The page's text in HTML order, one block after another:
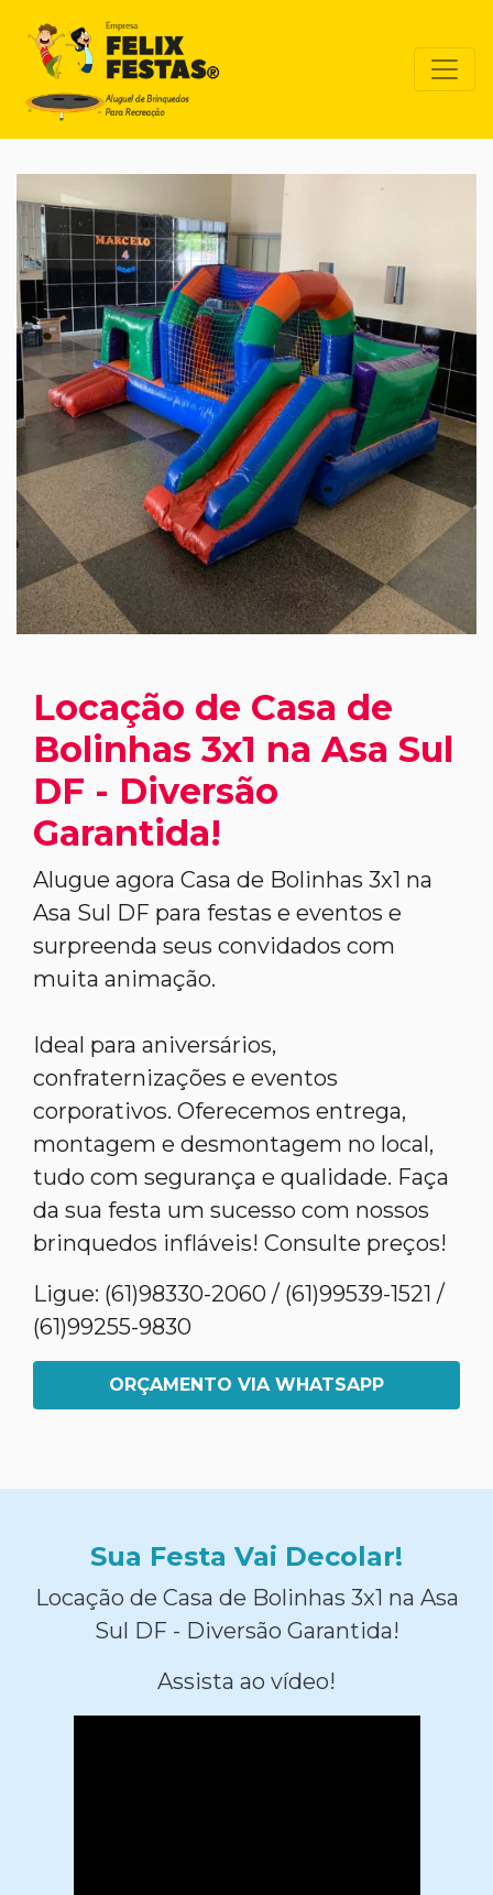
Locação de Casa de
Bolinhas 3x1 na Asa Sul
DF - Diversão
Garantida!
Alugue agora Casa de Bolinhas 3x1 na
Asa Sul DF para festas e eventos e
surpreenda seus convidados com
muita animação.
Ideal para aniversários,
confraternizações e eventos
corporativos. Oferecemos entrega,
montagem e desmontagem no local,
tudo com segurança e qualidade. Faça
da sua festa um sucesso com nossos
brinquedos infláveis! Consulte preços!
Ligue: (61)98330-2060 / (61)99539-1521 /
(61)99255-9830
ORÇAMENTO VIA WHATSAPP
Sua Festa Vai Decolar!
Locação de Casa de Bolinhas 3x1 na Asa
Sul DF - Diversão Garantida!
Assista ao vídeo!